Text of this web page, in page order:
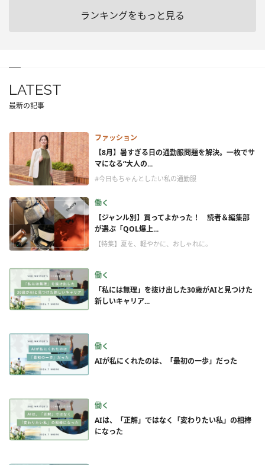
ランキングをもっと見る
LATEST
最新の記事
ファッション
【8月】暑すぎる日の通勤服問題を解決。一枚でサ
マになる“大人の...
#今日もちゃんとしたい私の通勤服
働く
【ジャンル別】買ってよかった！ 読者＆編集部
が選ぶ「QOL爆上...
【特集】夏を、軽やかに、おしゃれに。
働く
「私には無理」を抜け出した30歳がAIと見つけた
新しいキャリア...
働く
AIが私にくれたのは、「最初の一歩」だった
働く
AIは、「正解」ではなく「変わりたい私」の相棒
になった